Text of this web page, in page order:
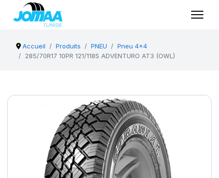
Accueil Produits PNEU
Pneu 4x4
285/70R17 10PR 121/118S ADVENTURO AT3 (OWL)